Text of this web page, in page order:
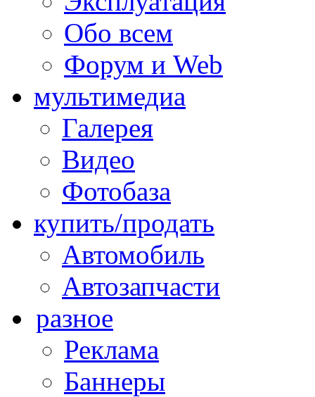
Обо всем
Форум и Web
мультимедиа
Галерея
Видео
Фотобаза
купить/продать
Автомобиль
Автозапчасти
разное
Реклама
Баннеры